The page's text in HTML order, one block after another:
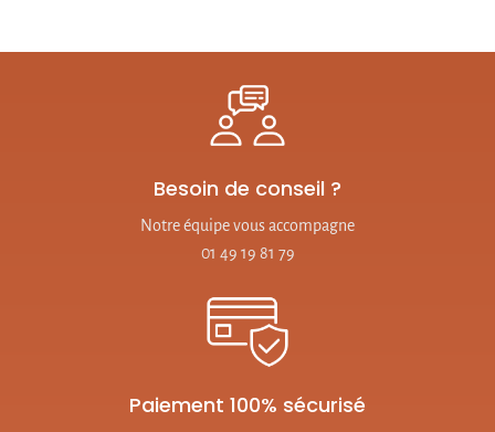
Besoin de conseil ?
Notre équipe vous accompagne
01 49 19 81 79
Paiement 100% sécurisé